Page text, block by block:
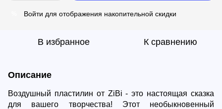
Войти для отображения накопительной скидки
В избранное К сравнению
Описание
Воздушный пластилин от ZiBi - это настоящая сказка
для вашего творчества! Этот необыкновенный